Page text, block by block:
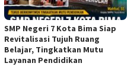
SMP Negeri 7 Kota Bima Siap
Revitalisasi Tujuh Ruang
Belajar, Tingkatkan Mutu
Layanan Pendidikan